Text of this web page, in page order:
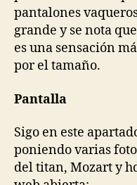
pantalones
grande y se nota
es una sensación
por el tamaño.
Pantalla
Sigo en este
poniendo varias
del titan, Mozart y